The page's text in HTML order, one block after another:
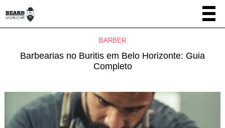
BARBER
Barbearias no Buritis em Belo Horizonte: Guia
Completo